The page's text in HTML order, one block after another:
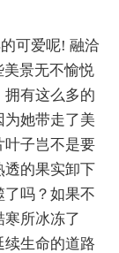
可爱呢! 融洽
美景无不愉悦
拥有这么多的
为她带走了美
叶子岂不是要
透的果实卸下
了吗？如果不
所冰冻了
续生命的道路